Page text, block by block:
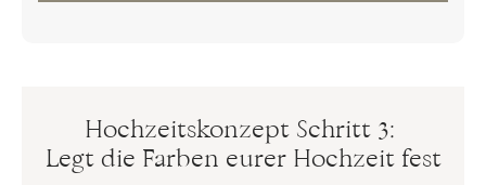
Hochzeitskonzept Schritt 3:
Legt die Farben eurer Hochzeit fest